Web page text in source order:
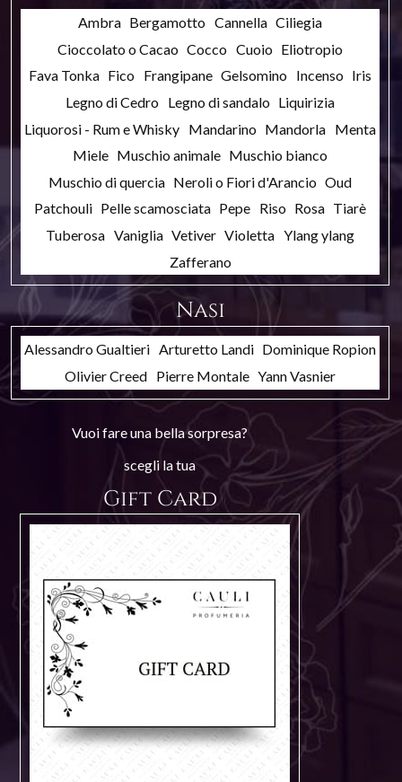
Ambra Bergamotto Cannella Ciliegia
Cioccolato o Cacao Cocco Cuoio Eliotropio
Fava Tonka Fico Frangipane Gelsomino Incenso Iris
Legno di Cedro Legno di sandalo Liquirizia
Liquorosi - Rum e Whisky Mandarino Mandorla Menta
Miele Muschio animale Muschio bianco
Muschio di quercia Neroli o Fiori d'Arancio Oud
Patchouli Pelle scamosciata Pepe Riso Rosa Tiarè
Tuberosa Vaniglia Vetiver Violetta Ylang ylang
Zafferano
Nasi
Alessandro Gualtieri Arturetto Landi Dominique Ropion
Olivier Creed Pierre Montale Yann Vasnier
Vuoi fare una bella sorpresa?
scegli la tua
Gift Card